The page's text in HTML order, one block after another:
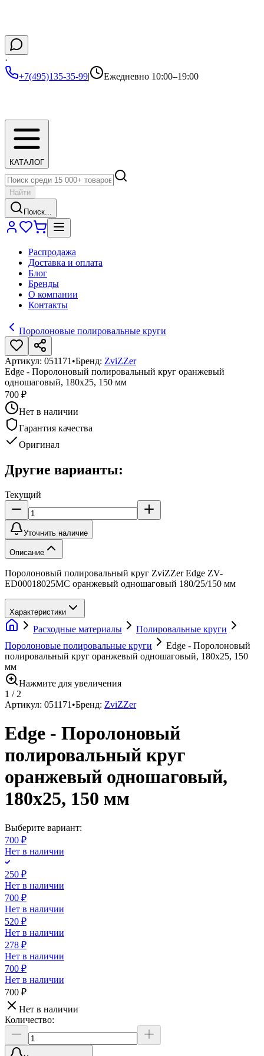
·
+7(495)135-35-99| Ежедневно 10:00–19:00
КАТАЛОГ
Найти
Поиск...
Распродажа
Доставка и оплата
Блог
Бренды
О компании
Контакты
Поролоновые полировальные круги
Артикул: 051171 •Бренд: ZviZZer
Edge - Поролоновый полировальный круг оранжевый
одношаговый, 180х25, 150 мм
700 ₽
Нет в наличии
Гарантия качества
Оригинал
Другие варианты:
Текущий
Уточнить наличие
Описание
Поролоновый полировальный круг ZviZZer Edge ZV-
ED00018025MC оранжевый одношаговый 180/25/150 мм
Характеристики
Расходные материалы
Полировальные круги
Поролоновые полировальные круги
Edge - Поролоновый
полировальный круг оранжевый одношаговый, 180х25, 150
мм
Нажмите для увеличения
1 / 2
Артикул: 051171 •Бренд: ZviZZer
Edge - Поролоновый
полировальный круг
оранжевый одношаговый,
180х25, 150 мм
Выберите вариант:
700 ₽
Нет в наличии
250 ₽
Нет в наличии
700 ₽
Нет в наличии
520 ₽
Нет в наличии
278 ₽
Нет в наличии
700 ₽
Нет в наличии
700 ₽
Нет в наличии
Количество: